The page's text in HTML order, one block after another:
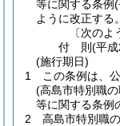
等に関する条例(
ように改正する。
〔次のよ
付 則(平
(施行期日)
1
この条例は、
(高島市特別職
等に関する条例
2
高島市特別職